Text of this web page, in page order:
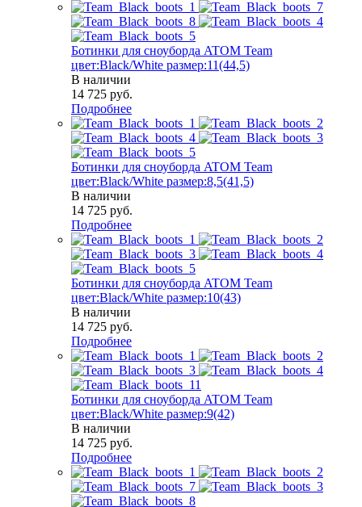
Ботинки для сноуборда ATOM Team
цвет:Black/White размер:11(44,5)
В наличии
14 725 руб.
Подробнее
Ботинки для сноуборда ATOM Team
цвет:Black/White размер:8,5(41,5)
В наличии
14 725 руб.
Подробнее
Ботинки для сноуборда ATOM Team
цвет:Black/White размер:10(43)
В наличии
14 725 руб.
Подробнее
Ботинки для сноуборда ATOM Team
цвет:Black/White размер:9(42)
В наличии
14 725 руб.
Подробнее